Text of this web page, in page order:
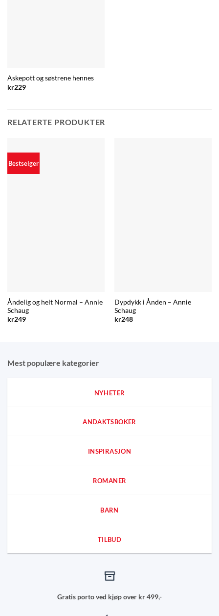
Askepott og søstrene hennes
kr229
RELATERTE PRODUKTER
Bestselger
Åndelig og helt Normal – Annie
Schaug
kr249
Dypdykk i Ånden – Annie
Schaug
kr248
Mest populære kategorier
NYHETER
ANDAKTSBOKER
INSPIRASJON
ROMANER
BARN
TILBUD
Gratis porto ved kjøp over kr 499,-